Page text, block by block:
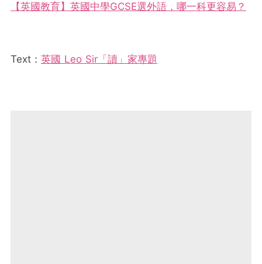
【英國教育】英國中學GCSE選外語，哪一科更容易？
Text： 英國 Leo Sir「讀」家專題